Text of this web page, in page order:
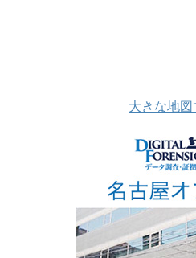
大きな地図